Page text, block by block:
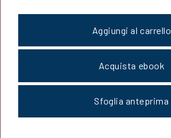
Aggiungi al carrello
Acquista ebook
Sfoglia anteprima